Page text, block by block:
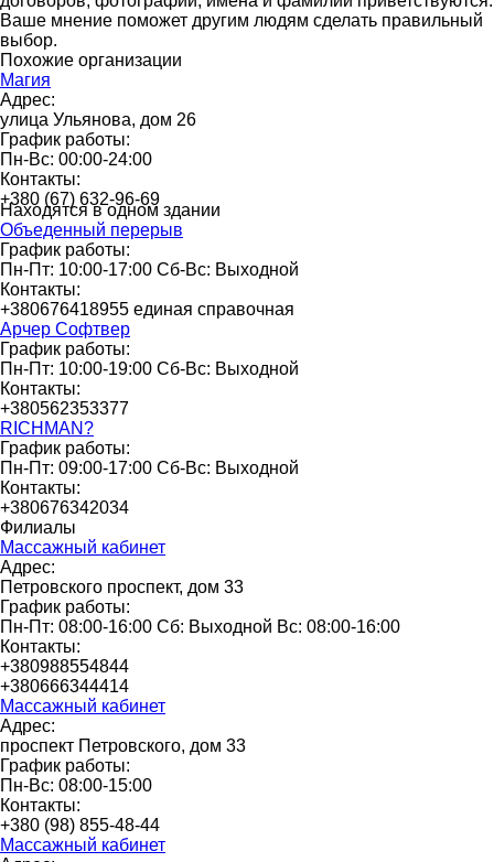
Ваше мнение поможет другим людям сделать правильный
выбор.
Похожие организации
Магия
Адрес:
улица Ульянова, дом 26
График работы:
Пн-Вс: 00:00-24:00
Контакты:
+380 (67) 632-96-69
Находятся в одном здании
Объеденный перерыв
График работы:
Пн-Пт: 10:00-17:00 Сб-Вс: Выходной
Контакты:
+380676418955 единая справочная
Арчер Софтвер
График работы:
Пн-Пт: 10:00-19:00 Сб-Вс: Выходной
Контакты:
+380562353377
RICHMAN?
График работы:
Пн-Пт: 09:00-17:00 Сб-Вс: Выходной
Контакты:
+380676342034
Филиалы
Массажный кабинет
Адрес:
Петровского проспект, дом 33
График работы:
Пн-Пт: 08:00-16:00 Сб: Выходной Вс: 08:00-16:00
Контакты:
+380988554844
+380666344414
Массажный кабинет
Адрес:
проспект Петровского, дом 33
График работы:
Пн-Вс: 08:00-15:00
Контакты:
+380 (98) 855-48-44
Массажный кабинет